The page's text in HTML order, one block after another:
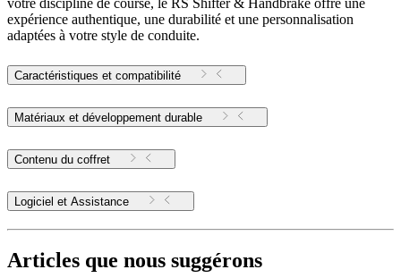
expérience authentique, une durabilité et une personnalisation
adaptées à votre style de conduite.
Caractéristiques et compatibilité
Matériaux et développement durable
Contenu du coffret
Logiciel et Assistance
Articles que nous suggérons